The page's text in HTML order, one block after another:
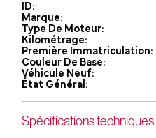
ID:
Marque:
Type De Moteur:
Kilométrage:
Première Immatriculation:
Couleur De Base:
Véhicule Neuf:
État Général:
Spécifications techniques